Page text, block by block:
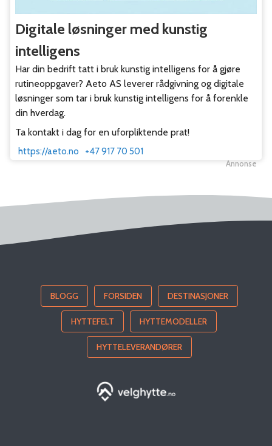
Digitale løsninger med kunstig
intelligens
Har din bedrift tatt i bruk kunstig intelligens for å gjøre
rutineoppgaver? Aeto AS leverer rådgivning og digitale
løsninger som tar i bruk kunstig intelligens for å forenkle
din hverdag.
Ta kontakt i dag for en uforpliktende prat!
https://aeto.no +47 917 70 501
Annonse
BLOGG FORSIDEN DESTINASJONER
HYTTEFELT HYTTEMODELLER
HYTTELEVERANDØRER